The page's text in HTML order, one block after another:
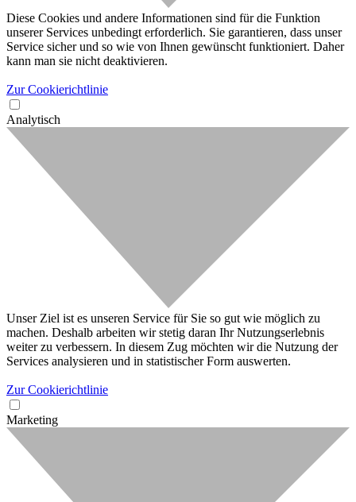
Diese Cookies und andere Informationen sind für die Funktion
unserer Services unbedingt erforderlich. Sie garantieren, dass unser
Service sicher und so wie von Ihnen gewünscht funktioniert. Daher
kann man sie nicht deaktivieren.
Zur Cookierichtlinie
Analytisch
Unser Ziel ist es unseren Service für Sie so gut wie möglich zu
machen. Deshalb arbeiten wir stetig daran Ihr Nutzungserlebnis
weiter zu verbessern. In diesem Zug möchten wir die Nutzung der
Services analysieren und in statistischer Form auswerten.
Zur Cookierichtlinie
Marketing